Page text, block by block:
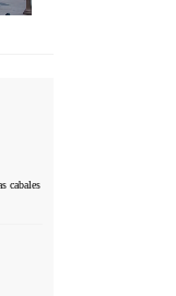
cabales